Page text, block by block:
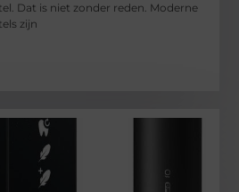
Dat is niet zonder reden. Moderne
zijn